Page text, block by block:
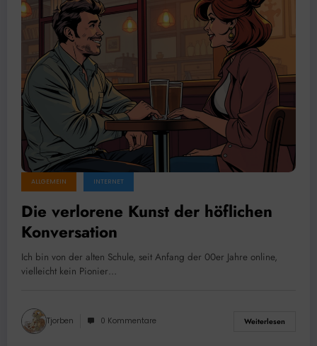
ALLGEMEIN INTERNET
Die verlorene Kunst der höflichen
Konversation
Ich bin von der alten Schule, seit Anfang der 00er Jahre online,
vielleicht kein Pionier…
Tjorben 0 Kommentare Weiterlesen